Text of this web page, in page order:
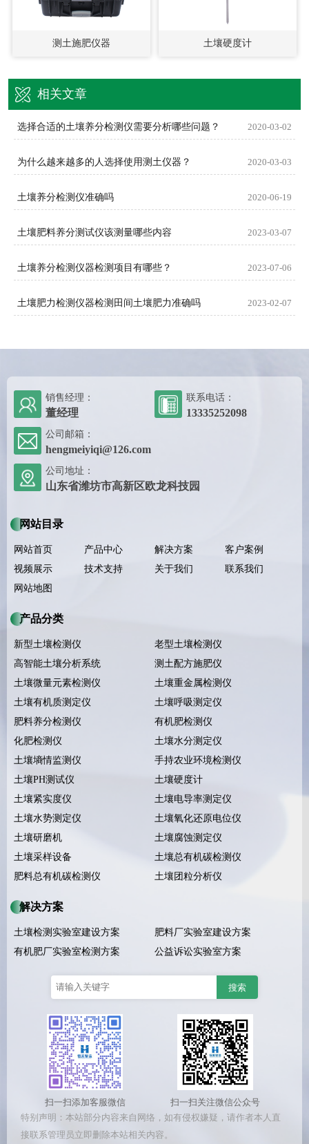
测土施肥仪器 土壤硬度计
相关文章
选择合适的土壤养分检测仪需要分析哪些问题？ 2020-03-02
为什么越来越多的人选择使用测土仪器？ 2020-03-03
土壤养分检测仪准确吗 2020-06-19
土壤肥料养分测试仪该测量哪些内容 2023-03-07
土壤养分检测仪器检测项目有哪些？ 2023-07-06
土壤肥力检测仪器检测田间土壤肥力准确吗 2023-02-07
销售经理：
董经理
联系电话：
13335252098
公司邮箱：
hengmeiyiqi@126.com
公司地址：
山东省潍坊市高新区欧龙科技园
网站目录
网站首页 产品中心 解决方案
客户案例
视频展示
技术支持 关于我们
联系我们
网站地图
产品分类
新型土壤检测仪
老型土壤检测仪
高智能土壤分析系统
测土配方施肥仪
土壤微量元素检测仪
土壤重金属检测仪
土壤有机质测定仪
土壤呼吸测定仪
肥料养分检测仪
有机肥检测仪
化肥检测仪
土壤水分测定仪
土壤墒情监测仪
手持农业环境检测仪
土壤PH测试仪
土壤硬度计
土壤紧实度仪
土壤电导率测定仪
土壤水势测定仪
土壤氧化还原电位仪
土壤研磨机
土壤腐蚀测定仪
土壤采样设备
土壤总有机碳检测仪
肥料总有机碳检测仪
土壤团粒分析仪
解决方案
土壤检测实验室建设方案
肥料厂实验室建设方案
有机肥厂实验室检测方案
公益诉讼实验室方案
扫一扫添加客服微信
扫一扫关注微信公众号
特别声明：本站部分内容来自网络，如有侵权嫌疑，请作者本人直
接联系管理员立即删除本站相关内容。